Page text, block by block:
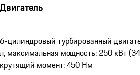
Двигатель
6-цилиндровый турбированный
л, максимальная мощность: 250 кВт
крутящий момент: 450 Нм